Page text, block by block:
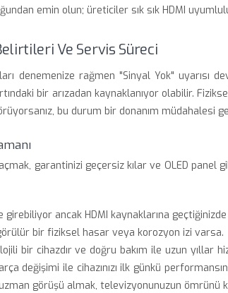
emin olun; üreticiler sık sık HDMI
Ve Servis Süreci
denemenize rağmen "Sinyal Yok" uyarısı
bir arızadan kaynaklanıyor olabilir.
bu durum bir donanım müdahalesi
açmak, garantinizi geçersiz kılar ve OLED
girebiliyor ancak HDMI kaynaklarına
bir fiziksel hasar veya korozyon izi varsa.
bir cihazdır ve doğru bakım ile uzun yıllar
değişimi ile cihazınızı ilk günkü
görüşü almak, televizyonunuzun ömrünü